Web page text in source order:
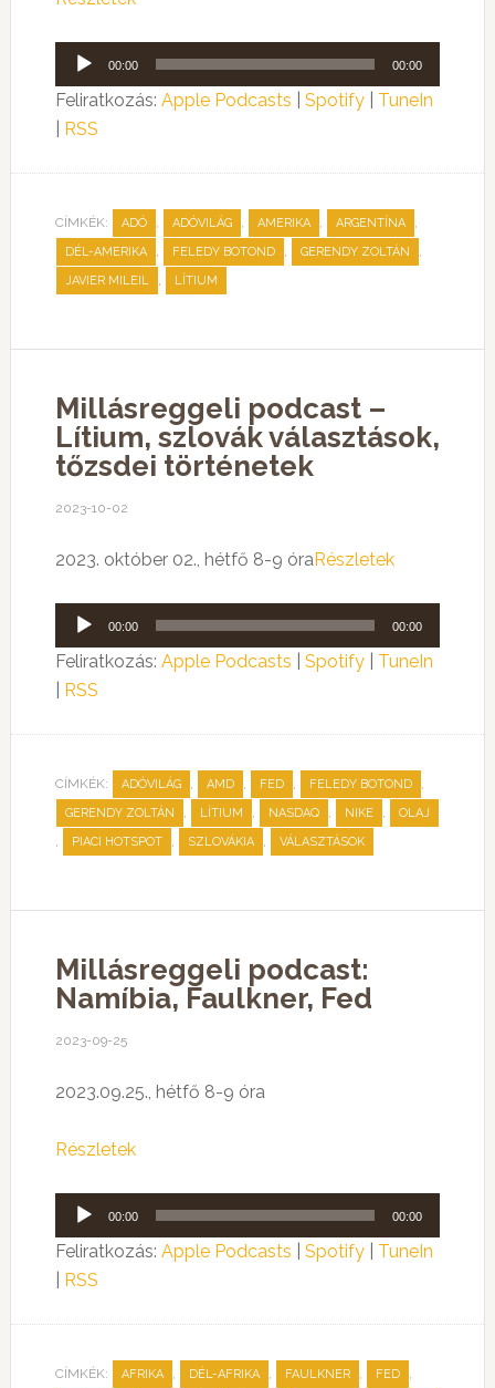
Audió
lejátszó
00:00 00:00
Feliratkozás: Apple Podcasts Spotify| TuneIn
RSS
CÍMKÉK: ADÓ , ADÓVILÁG , AMERIKA , ARGENTÍNA ,
DÉL-AMERIKA , FELEDY BOTOND , GERENDY ZOLTÁN ,
JAVIER MILEIL , LÍTIUM
Millásreggeli podcast –
Lítium, szlovák választások,
tőzsdei történetek
2023-10-02
2023. október 02., hétfő 8-9 óraRészletek
Audió
lejátszó
00:00 00:00
Feliratkozás: Apple Podcasts Spotify| TuneIn
RSS
CÍMKÉK: ADÓVILÁG , AMD , FED , FELEDY BOTOND ,
GERENDY ZOLTÁN , LÍTIUM , NASDAQ , NIKE , OLAJ
, PIACI HOTSPOT , SZLOVÁKIA , VÁLASZTÁSOK
Millásreggeli podcast:
Namíbia, Faulkner, Fed
2023-09-25
2023.09.25., hétfő 8-9 óra
Részletek
Audió
lejátszó
00:00 00:00
Feliratkozás: Apple Podcasts Spotify| TuneIn
RSS
CÍMKÉK: AFRIKA , DÉL-AFRIKA , FAULKNER , FED ,